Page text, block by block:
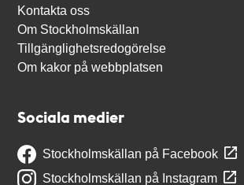
Kontakta oss
Om Stockholmskällan
Tillgänglighetsredogörelse
Om kakor på webbplatsen
Sociala medier
Stockholmskällan på Facebook
Stockholmskällan på Instagram